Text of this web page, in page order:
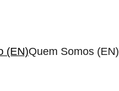
(EN)Quem Somos (EN)